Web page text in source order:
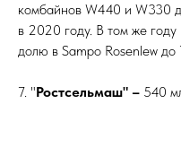
комбайнов W440 и W330
в 2020 году. В том же
долю в Sampo Rosenlew до
7. "Ростсельмаш" – 540